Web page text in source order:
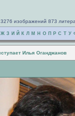
изображений 873
Ж З И Й К Л М Н О П Р С Т У
Илья Оганджанов